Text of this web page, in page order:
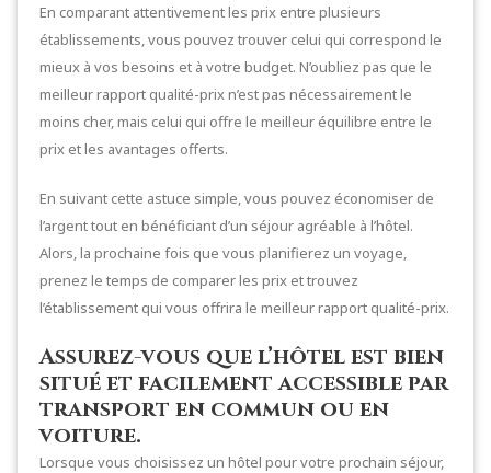
En comparant attentivement les prix entre plusieurs
établissements, vous pouvez trouver celui qui correspond le
mieux à vos besoins et à votre budget. N’oubliez pas que le
meilleur rapport qualité-prix n’est pas nécessairement le
moins cher, mais celui qui offre le meilleur équilibre entre le
prix et les avantages offerts.
En suivant cette astuce simple, vous pouvez économiser de
l’argent tout en bénéficiant d’un séjour agréable à l’hôtel.
Alors, la prochaine fois que vous planifierez un voyage,
prenez le temps de comparer les prix et trouvez
l’établissement qui vous offrira le meilleur rapport qualité-prix.
Assurez-vous que l’hôtel est bien
situé et facilement accessible par
transport en commun ou en
voiture.
Lorsque vous choisissez un hôtel pour votre prochain séjour,